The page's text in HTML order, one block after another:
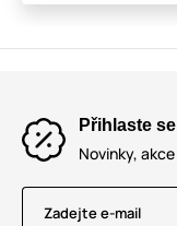
Přihlaste
Novinky,
Zadejte e-mail